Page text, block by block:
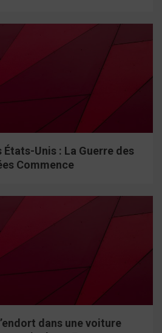
Unis : La Guerre des
Commence
dans une voiture